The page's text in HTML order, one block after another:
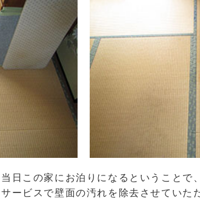
日この家にお泊りになるということで
ービスで壁面の汚れを除去させていた